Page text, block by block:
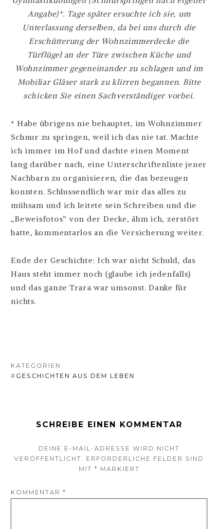
Angabe)*. Tage später ersuchte ich sie, um
Unterlassung derselben, da bei uns durch die
Erschütterung der Wohnzimmerdecke die
Türflügel an der Türe zwischen Küche und
Wohnzimmer gegeneinander zu schlagen und im
Mobiliar Gläser stark zu klirren begannen. Bitte
schicken Sie einen Sachverständiger vorbei.
* Habe übrigens nie behauptet, im Wohnzimmer
Schnur zu springen, weil ich das nie tat. Machte
ich immer im Hof und dachte einen Moment
lang darüber nach, eine Unterschriftenliste jener
Nachbarn zu organisieren, die das bezeugen
konnten. Schlussendlich war mir das alles zu
mühsam und ich leitete sein Schreiben und die
„Beweisfotos“ von der Decke, ähm ich, zerstört
hatte, kommentarlos an die Versicherung weiter.
Ende der Geschichte: Ich war nicht Schuld, das
Haus steht immer noch (glaube ich jedenfalls)
und das ganze Trara war umsonst. Danke für
nichts.
KATEGORIEN
# GESCHICHTEN AUS DEM LEBEN
SCHREIBE EINEN KOMMENTAR
DEINE E-MAIL-ADRESSE WIRD NICHT
VERÖFFENTLICHT.
ERFORDERLICHE FELDER SIND
MIT * MARKIERT
KOMMENTAR*